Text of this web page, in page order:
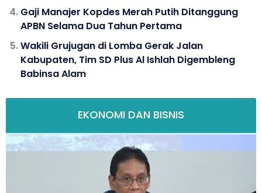
Gaji Manajer Kopdes Merah Putih Ditanggung
APBN Selama Dua Tahun Pertama
Wakili Grujugan di Lomba Gerak Jalan
Kabupaten, Tim SD Plus Al Ishlah Digembleng
Babinsa Alam
EKONOMI DAN BISNIS